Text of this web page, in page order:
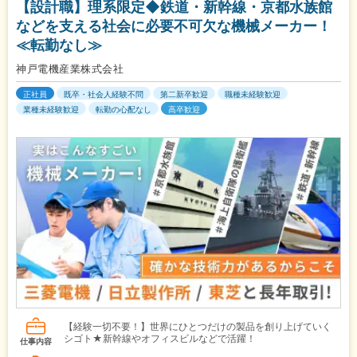
【設計職】理系限定◆鉄道・新幹線・京都水族館
などを支える社会に必要不可欠な機械メーカー！
≪転勤なし≫
神戸電機産業株式会社
正社員 既卒・社会人経験不問 第二新卒歓迎
職種未経験歓迎
業種未経験歓迎
転勤の心配なし 高卒歓迎
仕事内容
【経験一切不要！】世界にひとつだけの製品を創り上げていく
シゴト★新幹線やオフィスビルなどで活躍！